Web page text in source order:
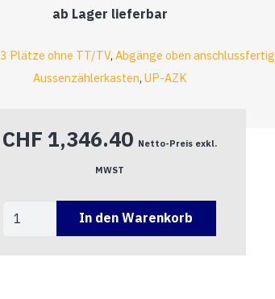
ab Lager lieferbar
3 Plätze ohne TT/TV, Abgänge oben anschlussfertig
Aussenzählerkasten, UP-AZK
CHF 1,346.40 Netto-Preis exkl.
MWST
A404
In den Warenkorb